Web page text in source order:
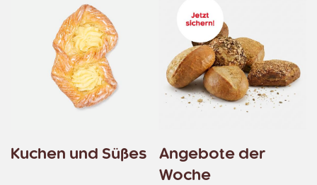
Kuchen und Süßes
Angebote der
Woche